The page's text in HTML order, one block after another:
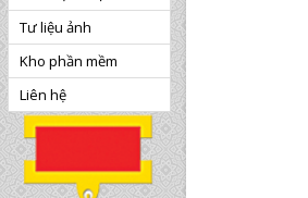
Tư liệu ảnh
Kho phần mềm
Liên hệ